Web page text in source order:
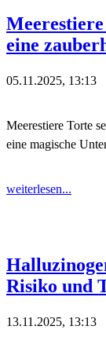
eine
05.11.2025, 13:13
Meerestiere Torte
eine magische
weiterlesen...
Risiko und
13.11.2025, 13:13